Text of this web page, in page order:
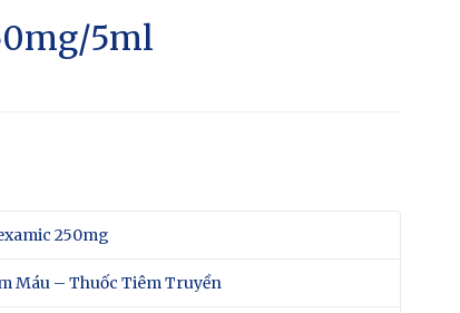
5ml
250mg
Máu – Thuốc Tiêm Truyền